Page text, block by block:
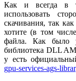
Как и всегда в
использовать
скачивания, так
хотите (в том
файла. Как было
библиотека DLL
у есть
gpu-services-ags-